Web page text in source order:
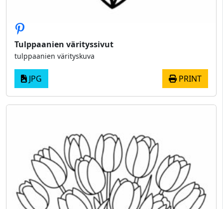
Tulppaanien värityssivut
tulppaanien värityskuva
JPG PRINT